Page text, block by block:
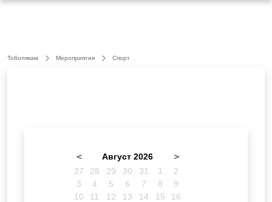
Тоболякам Мероприятия Спорт
< Август 2026 >
27 28 29 30 31 1
2
3
4 5 6 7 8
9
10
11 12 13 14 15
16